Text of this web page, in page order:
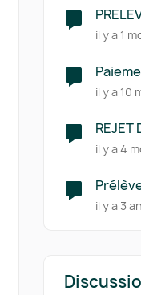
il y a 1
il y a 10
REJET
il y a 4
clients
il y a 3